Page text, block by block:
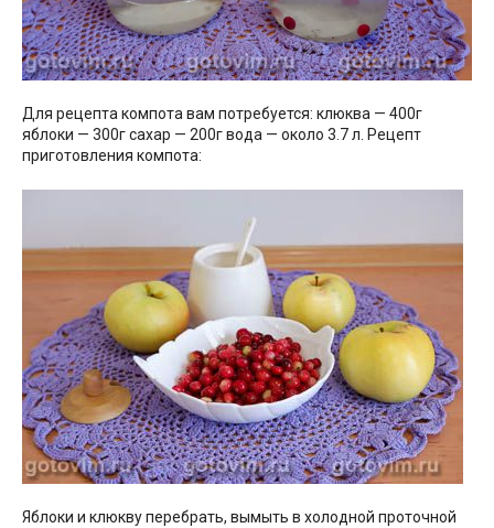
Для рецепта компота вам потребуется: клюква — 400г
яблоки — 300г сахар — 200г вода — около 3.7 л. Рецепт
приготовления компота:
Яблоки и клюкву перебрать, вымыть в холодной проточной